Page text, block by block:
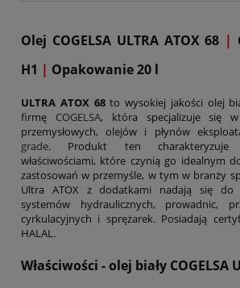
Olej COGELSA ULTRA ATOX 68 |
H1 | Opakowanie 20 l
ULTRA ATOX 68to wysokiej jakości olej
firmę COGELSA, która specjalizuje się
przemysłowych, olejów i płynów
grade. Produkt ten charakteryzuje
właściwościami, które czynią go idealnym
zastosowań w przemyśle, w tym w branży
Ultra ATOX z dodatkami nadają się do
systemów hydraulicznych, prowadnic,
cyrkulacyjnych i sprężarek. Posiadają
HALAL.
Właściwości - olej biały COGELSA